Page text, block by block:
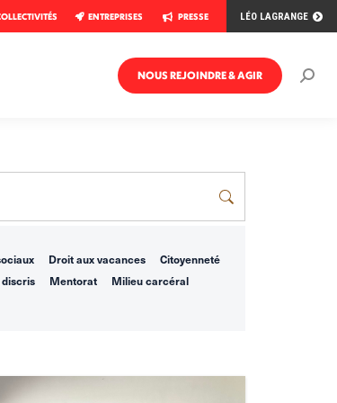
ENTREPRISES PRESSE LÉO LAGRANGE
NOUS REJOINDRE & AGIR
Droit aux vacances
Citoyenneté
Mentorat
Milieu carcéral